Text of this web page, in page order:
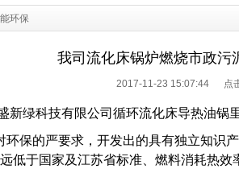
环保
我司流化床锅炉燃烧市政污
2017-11-23 15:07:44 点
绿科技有限公司循环流化床导热油锅
保的严要求，开发出的具有独立知识
低于国家及江苏省标准、燃料消耗热